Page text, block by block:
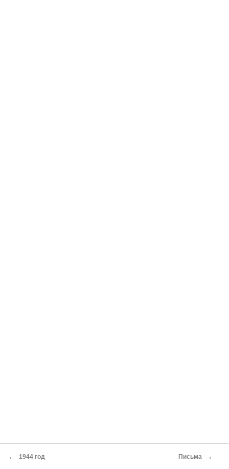
← 1944 год Письма →